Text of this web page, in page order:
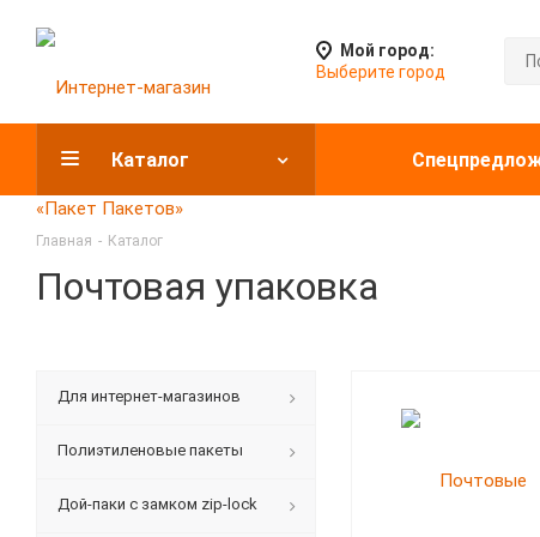
Мой город:
Выберите город
Каталог
Главная - Каталог
Почтовая упаковка
Для интернет-магазинов
Полиэтиленовые пакеты
Дой-паки с замком zip-lock